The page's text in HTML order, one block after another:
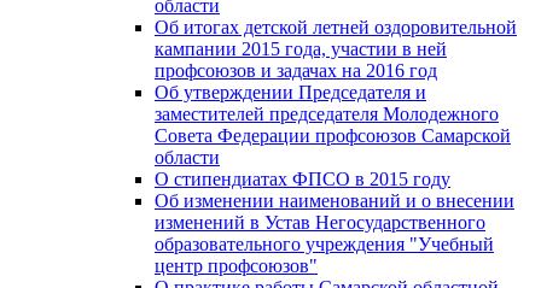
области
Об итогах детской летней оздоровительной
кампании 2015 года, участии в ней
профсоюзов и задачах на 2016 год
Об утверждении Председателя и
заместителей председателя Молодежного
Совета Федерации профсоюзов Самарской
области
О стипендиатах ФПСО в 2015 году
Об изменении наименований и о внесении
изменений в Устав Негосударственного
образовательного учреждения "Учебный
центр профсоюзов"